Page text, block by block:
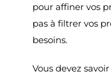
pour affiner vos
pas à filtrer vos
besoins.
Vous devez